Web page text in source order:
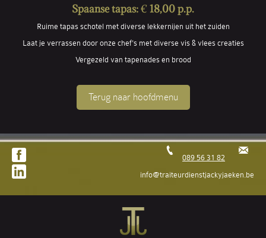
Spaanse tapas:€ 18,00 p.p.
Ruime tapas schotel met diverse lekkernijen uit het zuiden
Laat je verrassen door onze chef's met diverse vis & vlees creaties
Vergezeld van tapenades en brood
Terug naar hoofdmenu
089 56 31 82
info@traiteurdienstjackyjaeken.be